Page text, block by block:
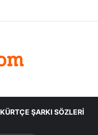
KÜRTÇE ŞARKI SÖZLERI